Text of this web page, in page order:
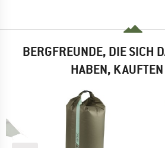
BERGFREUNDE, DIE SICH
HABEN,